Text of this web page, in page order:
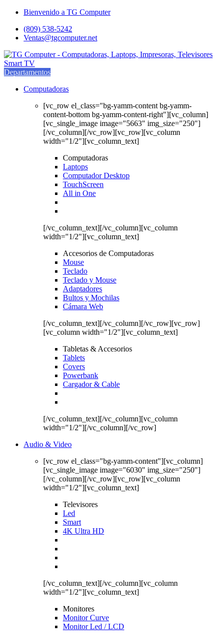
Saltar
navegación
saltar
contenido
Bienvenido a TG Computer
(809) 538-5242
Ventas@tgcomputer.net
Departamentos
Computadoras
[vc_row el_class="bg-yamm-content bg-yamm-
content-bottom bg-yamm-content-right"][vc_column]
[vc_single_image image="5663" img_size="250"]
[/vc_column][/vc_row][vc_row][vc_column
width="1/2"][vc_column_text]
Computadoras
Laptops
Computador Desktop
TouchScreen
All in One
[/vc_column_text][/vc_column][vc_column
width="1/2"][vc_column_text]
Accesorios de Computadoras
Mouse
Teclado
Teclado y Mouse
Adaptadores
Bultos y Mochilas
Cámara Web
[/vc_column_text][/vc_column][/vc_row][vc_row]
[vc_column width="1/2"][vc_column_text]
Tabletas & Accesorios
Tablets
Covers
Powerbank
Cargador & Cable
[/vc_column_text][/vc_column][vc_column
width="1/2"][/vc_column][/vc_row]
Audio & Video
[vc_row el_class="bg-yamm-content"][vc_column]
[vc_single_image image="6030" img_size="250"]
[/vc_column][/vc_row][vc_row][vc_column
width="1/2"][vc_column_text]
Televisores
Led
Smart
4K Ultra HD
[/vc_column_text][/vc_column][vc_column
width="1/2"][vc_column_text]
Monitores
Monitor Curve
Monitor Led / LCD